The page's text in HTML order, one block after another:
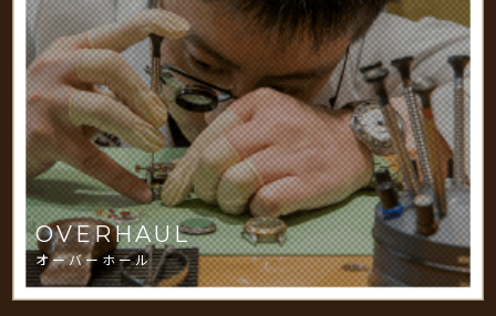
OVERHAUL
オーバーホール